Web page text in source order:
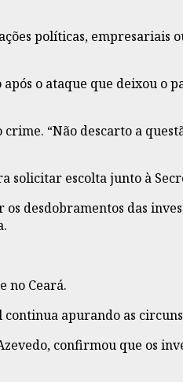
políticas, empresariais
o ataque que deixou
“Não descarto a
escolta junto à
desdobramentos das
no Ceará.
apurando as
confirmou que os